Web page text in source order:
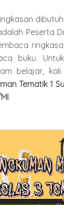
Peserta
buku.
belajar, kali
Tematik 1
.